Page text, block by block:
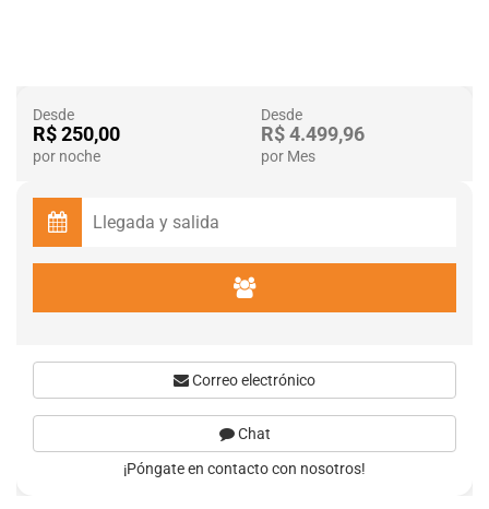
Desde
R$ 250,00
por noche
Desde
R$ 4.499,96
por Mes
Correo electrónico
Chat
¡Póngate en contacto con nosotros!